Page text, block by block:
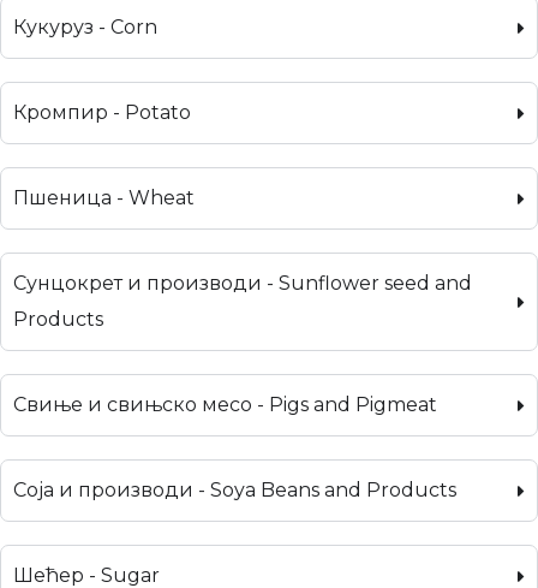
Кукуруз - Corn
Кромпир - Potato
Пшеница - Wheat
Сунцокрет и производи - Sunflower seed and
Products
Свиње и свињско месо - Pigs and Pigmeat
Соја и производи - Soya Beans and Products
Шећер - Sugar